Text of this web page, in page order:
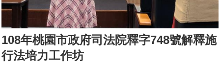
108年桃園市政府司法院釋字748號解釋施
行法培力工作坊